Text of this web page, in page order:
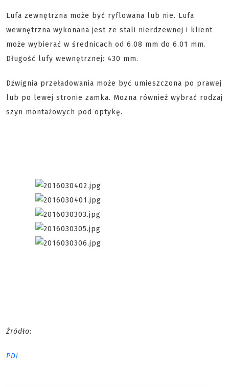
Lufa zewnętrzna może być ryflowana lub nie. Lufa
wewnętrzna wykonana jest ze stali nierdzewnej i klient
może wybierać w średnicach od 6.08 mm do 6.01 mm.
Długość lufy wewnętrznej: 430 mm.
Dźwignia przeładowania może być umieszczona po prawej
lub po lewej stronie zamka. Mozna również wybrać rodzaj
szyn montażowych pod optykę.
Źródło:
PDi